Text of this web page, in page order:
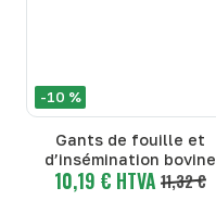
-10 %
Gants de fouille et
d’insémination bovine
10,19 € HTVA 11,32 €